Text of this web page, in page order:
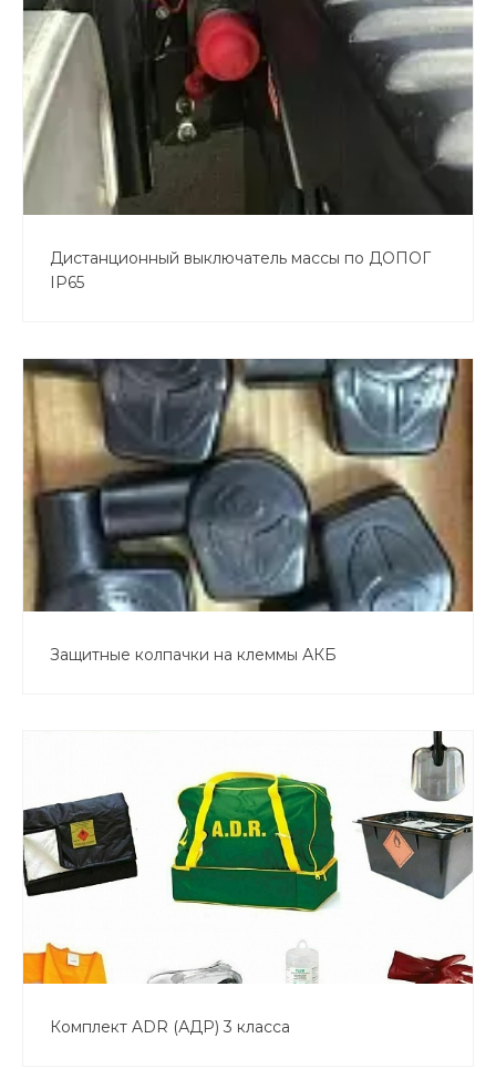
Дистанционный выключатель массы по ДОПОГ
IP65
Защитные колпачки на клеммы АКБ
Комплект ADR (АДР) 3 класса